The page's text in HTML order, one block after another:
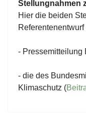
Stellungnahmen
Hier die beiden
- Pressemitteilung
- die des
Klimaschutz (